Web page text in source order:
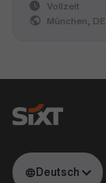
Vollzeit
München, DE
Deutsch